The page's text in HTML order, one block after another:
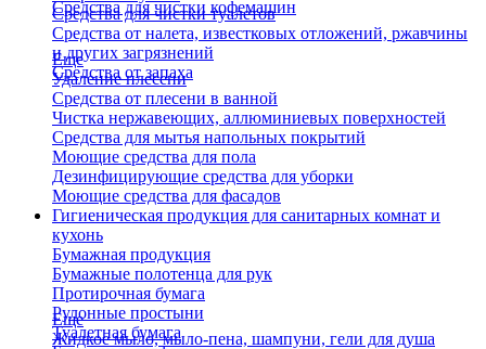
Средства для чистки кофемашин
Средства для чистки туалетов
Средства от налета, известковых отложений, ржавчины
и других загрязнений
Средства от запаха
Еще
Удаление плесени
Средства от плесени в ванной
Чистка нержавеющих, аллюминиевых поверхностей
Средства для мытья напольных покрытий
Моющие средства для пола
Дезинфицирующие средства для уборки
Моющие средства для фасадов
Гигиеническая продукция для санитарных комнат и
кухонь
Бумажная продукция
Бумажные полотенца для рук
Протирочная бумага
Рулонные простыни
Туалетная бумага
Еще
Жидкое мыло, мыло-пена, шампуни, гели для душа